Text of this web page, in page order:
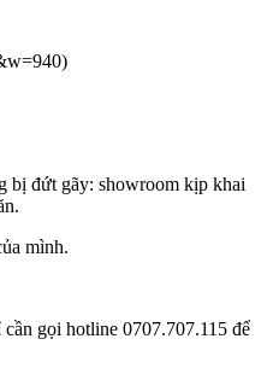
bị đứt gãy: showroom kịp khai
mình.
gọi hotline 0707.707.115 để